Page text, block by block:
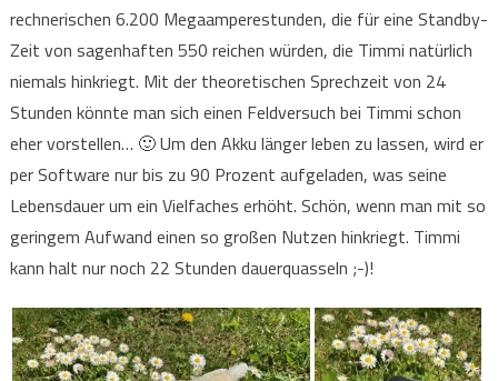
rechnerischen 6.200 Megaamperestunden, die für eine Standby-
Zeit von sagenhaften 550 reichen würden, die Timmi natürlich
niemals hinkriegt. Mit der theoretischen Sprechzeit von 24
Stunden könnte man sich einen Feldversuch bei Timmi schon
eher vorstellen… 🙂 Um den Akku länger leben zu lassen, wird er
per Software nur bis zu 90 Prozent aufgeladen, was seine
Lebensdauer um ein Vielfaches erhöht. Schön, wenn man mit so
geringem Aufwand einen so großen Nutzen hinkriegt. Timmi
kann halt nur noch 22 Stunden dauerquasseln ;-)!